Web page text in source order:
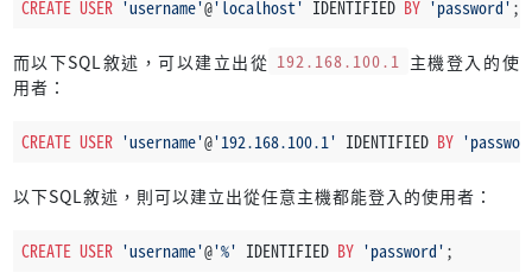
CREATE USER 'username'@'localhost' IDENTIFIED BY 'password' ;
而以下SQL敘述，可以建立出從 192.168.100.1 主機登入的使
用者：
CREATE USER 'username'@'192.168.100.1' IDENTIFIED BY
以下SQL敘述，則可以建立出從任意主機都能登入的使用者：
CREATE USER 'username'@'%' IDENTIFIED BY 'password' ;